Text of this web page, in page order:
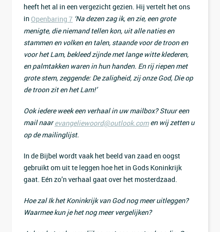
heeft het al in een vergezicht gezien. Hij vertelt het ons
in Openbaring 7 ‘Na dezen zag ik, en zie, een grote
menigte, die niemand tellen kon, uit alle naties en
stammen en volken en talen, staande voor de troon en
voor het Lam, bekleed zijnde met lange witte klederen,
en palmtakken waren in hun handen. En rij riepen met
grote stem, zeggende: De zaligheid, zij onze God, Die op
de troon zit en het Lam!’
Ook iedere week een verhaal in uw mailbox? Stuur een
mail naarevangeliewoord@outlook.comen wij zetten u
op de mailinglijst.
In de Bijbel wordt vaak het beeld van zaad en oogst
gebruikt om uit te leggen hoe het in Gods Koninkrijk
gaat. Eén zo’n verhaal gaat over het mosterdzaad.
Hoe zal Ik het Koninkrijk van God nog meer uitleggen?
Waarmee kun je het nog meer vergelijken?